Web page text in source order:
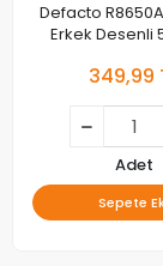
Defacto
Erkek Desenli
349,99
Adet
Sepete